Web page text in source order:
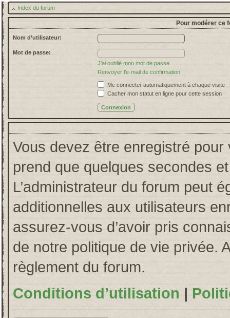
Index du forum
Pour modérer ce
Nom d’utilisateur:
Mot de passe:
J’ai oublié mon mot de passe
Renvoyer l’e-mail de confirmation
Me connecter automatiquement à chaque visite
Cacher mon statut en ligne pour cette session
Vous devez être enregistré pour
prend que quelques secondes
L’administrateur du forum peut
additionnelles aux utilisateurs
assurez-vous d’avoir pris
de notre politique de vie privée.
règlement du forum.
Conditions d’utilisation |